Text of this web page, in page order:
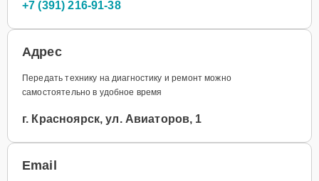
+7 (391) 216-91-38
Адрес
Передать технику на диагностику и ремонт можно
самостоятельно в удобное время
г. Красноярск, ул. Авиаторов, 1
Email